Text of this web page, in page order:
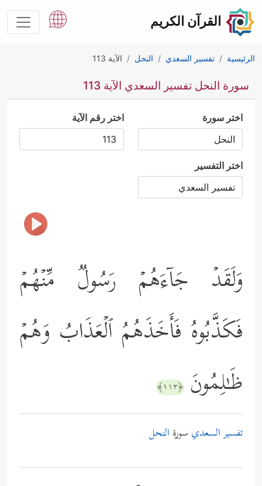
القرآن الكريم
الرئيسية تفسير السعدي النحل الآية 113
سورة النحل تفسير السعدي الآية 113
اختر سورة اختر رقم الآية
اختر التفسير
وَلَقَدۡ جَاۤءَهُمۡ رَسُولࣱ مِّنۡهُمۡ
فَكَذَّبُوهُ فَأَخَذَهُمُ ٱلۡعَذَابُ وَهُمۡ
ظَـٰلِمُونَ ﴿١١٣﴾
تفسير السعدي سورة النحل